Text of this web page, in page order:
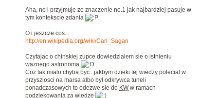
Aha, no i przyjmuje ze znaczenie no.1 jak najbardziej pasuje w
tym kontekscie zdania
O i jeszcze cos...
http://en.wikipedia.org/wiki/Carl_Sagan
Czytajac o chinskiej zupce dowiedzialem sie o istnieniu
waznego astronoma
Coz tak mialo chyba byc...jakbym dzieki tej wiedzy polecial w
przyszlosci na marsa albo byl odkrywca tuneli
ponadczasowych to odezwe sie do KWw ramach
podziekowania za wiedze